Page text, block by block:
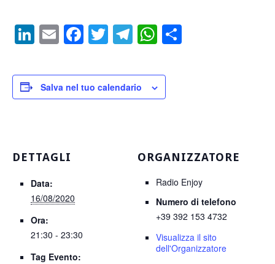
LinkedIn
EmailFacebook
Twitter
Telegram
WhatsApp
Salva nel tuo calendario
DETTAGLI
Data:
16/08/2020
Ora:
21:30 - 23:30
Tag Evento:
ORGANIZZATORE
Radio Enjoy
Numero di telefono
+39 392 153 4732
Visualizza il sito
dell'Organizzatore